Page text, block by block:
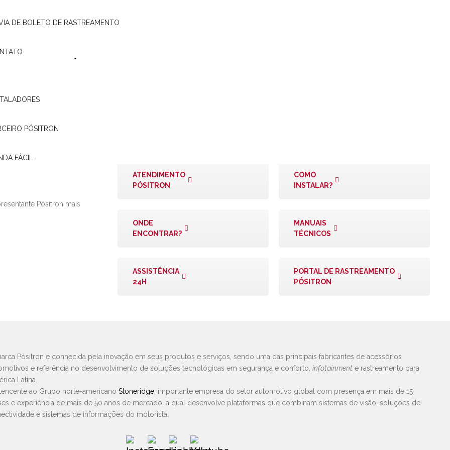
DE BOLETO DE RASTREAMENTO
PÓSITRON
FÁCIL
original – Palio
(Fiat)
Pósitron mais
ATENDIMENTO
PÓSITRON
COMO
INSTALAR?
ONDE
ENCONTRAR?
MANUAIS
TÉCNICOS
ASSISTÊNCIA
24H
PORTAL DE RASTREAMENTO
PÓSITRON
Pósitron é conhecida pela inovação em seus produtos e serviços, sendo uma das principais fabricantes de acessórios
e referência no desenvolvimento de soluções tecnológicas em segurança e conforto,infotainment e rastreamento para
Latina.
ao Grupo norte-americanoStoneridge , importante empresa do setor automotivo global com presença em mais de 15
e experiência de mais de 50 anos de mercado, a qual desenvolve plataformas que combinam sistemas de visão, soluções de
e sistemas de informações do motorista.